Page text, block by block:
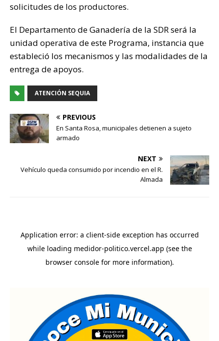
solicitudes de los productores.
El Departamento de Ganadería de la SDR será la
unidad operativa de este Programa, instancia que
estableció los mecanismos y las modalidades de la
entrega de apoyos.
ATENCIÓN SEQUIA
PREVIOUS
En Santa Rosa, municipales detienen a sujeto
armado
NEXT
Vehículo queda consumido por incendio en el R.
Almada